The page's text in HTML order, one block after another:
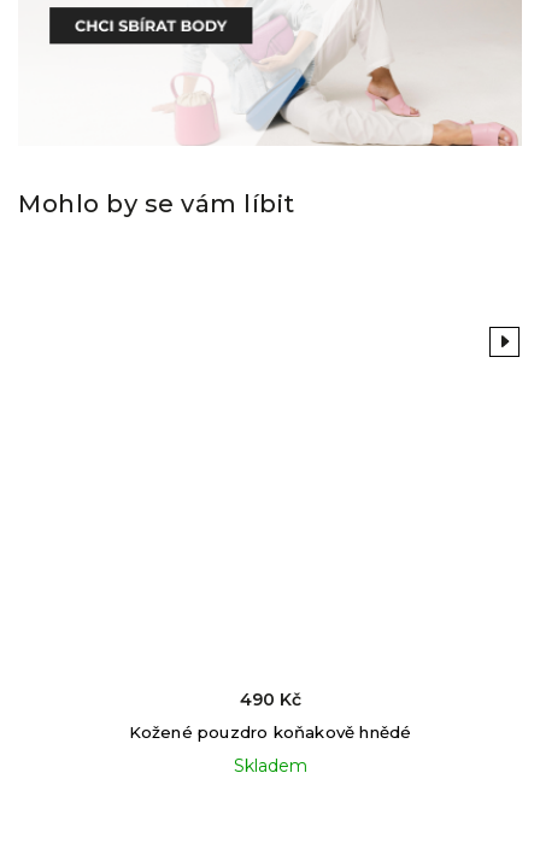
Mohlo by se vám líbit
Previous
Kožené pouzdro koňakově hnědé
Skladem
490 Kč
Next